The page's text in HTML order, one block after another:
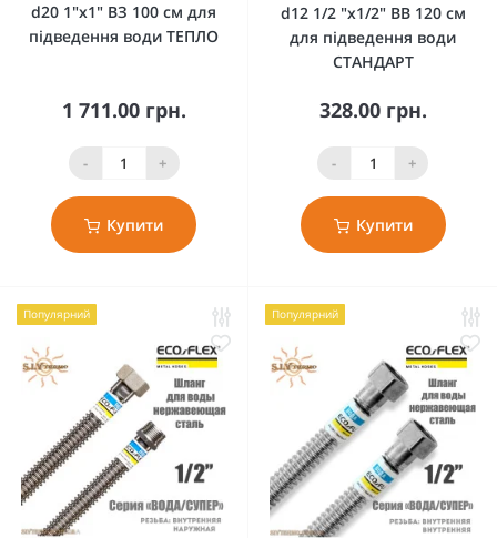
d20 1"х1" ВЗ 100 см для
підведення води ТЕПЛО
1 711.00 грн.
- +
Купити
d12 1/2 "х1/2" ВВ 120 см
для підведення води
СТАНДАРТ
328.00 грн.
- +
Купити
Популярний Популярний